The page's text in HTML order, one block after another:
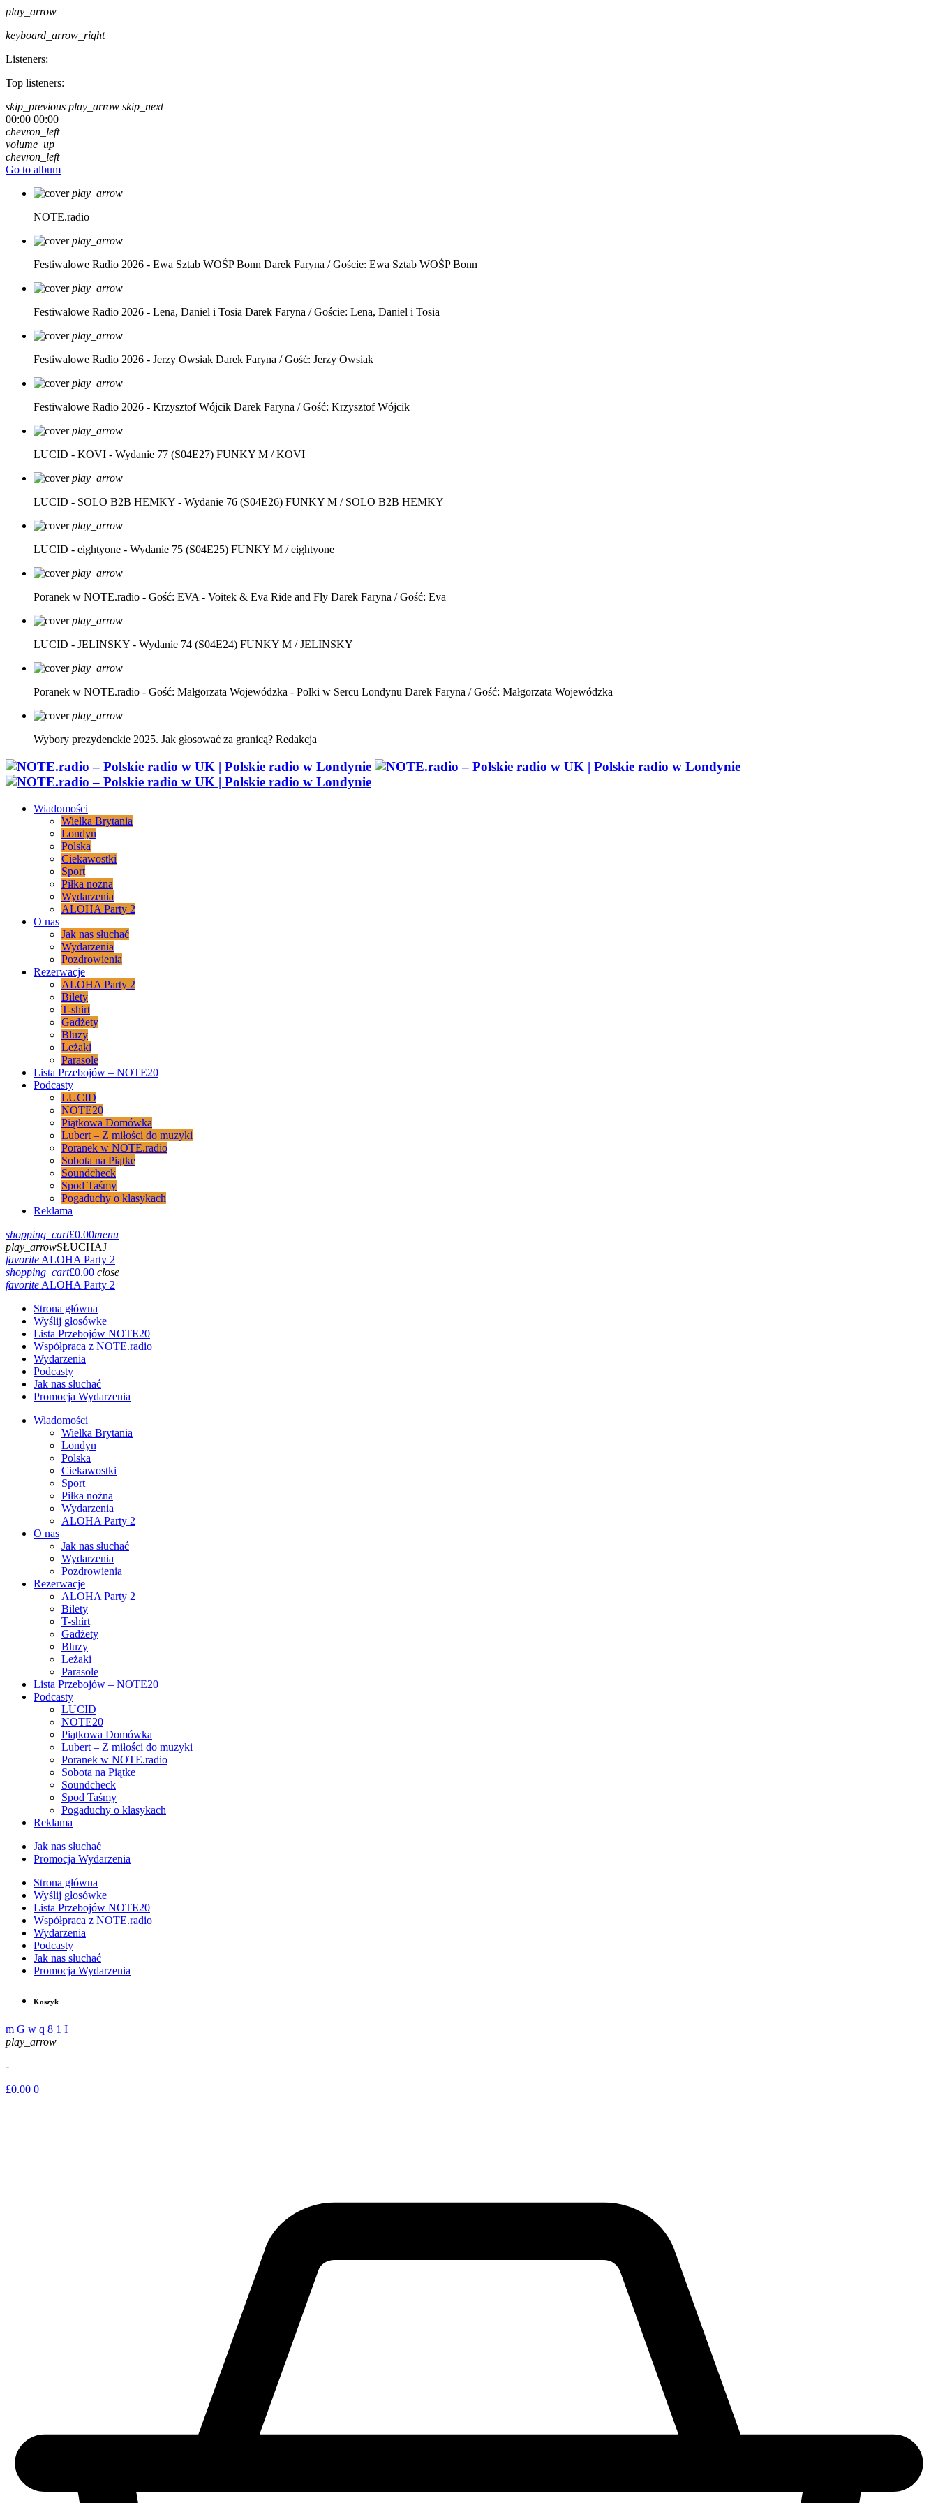
play_arrow
keyboard_arrow_right
Listeners:
Top listeners:
skip_previous play_arrow skip_next
00:00 00:00
chevron_left
volume_up
chevron_left
Go to album
play_arrow
NOTE.radio
play_arrow
Festiwalowe Radio 2026 - Ewa Sztab WOŚP Bonn Darek Faryna / Goście: Ewa Sztab WOŚP Bonn
play_arrow
Festiwalowe Radio 2026 - Lena, Daniel i Tosia Darek Faryna / Goście: Lena, Daniel i Tosia
play_arrow
Festiwalowe Radio 2026 - Jerzy Owsiak Darek Faryna / Gość: Jerzy Owsiak
play_arrow
Festiwalowe Radio 2026 - Krzysztof Wójcik Darek Faryna / Gość: Krzysztof Wójcik
play_arrow
LUCID - KOVI - Wydanie 77 (S04E27) FUNKY M / KOVI
play_arrow
LUCID - SOLO B2B HEMKY - Wydanie 76 (S04E26) FUNKY M / SOLO B2B HEMKY
play_arrow
LUCID - eightyone - Wydanie 75 (S04E25) FUNKY M / eightyone
play_arrow
Poranek w NOTE.radio - Gość: EVA - Voitek & Eva Ride and Fly Darek Faryna / Gość: Eva
play_arrow
LUCID - JELINSKY - Wydanie 74 (S04E24) FUNKY M / JELINSKY
play_arrow
Poranek w NOTE.radio - Gość: Małgorzata Wojewódzka - Polki w Sercu Londynu Darek Faryna / Gość: Małgorzata Wojewódzka
play_arrow
Wybory prezydenckie 2025. Jak głosować za granicą? Redakcja
Wiadomości
Wielka Brytania
Londyn
Polska
Ciekawostki
Sport
Piłka nożna
Wydarzenia
ALOHA Party 2
O nas
Jak nas słuchać
Wydarzenia
Pozdrowienia
Rezerwacje
ALOHA Party 2
Bilety
T-shirt
Gadżety
Bluzy
Leżaki
Parasole
Lista Przebojów – NOTE20
Podcasty
LUCID
NOTE20
Piątkowa Domówka
Lubert – Z miłości do muzyki
Poranek w NOTE.radio
Sobota na Piątke
Soundcheck
Spod Taśmy
Pogaduchy o klasykach
Reklama
shopping_cart£0.00menu
play_arrowSŁUCHAJ
favoriteALOHA Party 2
shopping_cart£0.00 close
favoriteALOHA Party 2
Strona główna
Wyślij głosówke
Lista Przebojów NOTE20
Współpraca z NOTE.radio
Wydarzenia
Podcasty
Jak nas słuchać
Promocja Wydarzenia
Wiadomości
Wielka Brytania
Londyn
Polska
Ciekawostki
Sport
Piłka nożna
Wydarzenia
ALOHA Party 2
O nas
Jak nas słuchać
Wydarzenia
Pozdrowienia
Rezerwacje
ALOHA Party 2
Bilety
T-shirt
Gadżety
Bluzy
Leżaki
Parasole
Lista Przebojów – NOTE20
Podcasty
LUCID
NOTE20
Piątkowa Domówka
Lubert – Z miłości do muzyki
Poranek w NOTE.radio
Sobota na Piątke
Soundcheck
Spod Taśmy
Pogaduchy o klasykach
Reklama
Jak nas słuchać
Promocja Wydarzenia
Strona główna
Wyślij głosówke
Lista Przebojów NOTE20
Współpraca z NOTE.radio
Wydarzenia
Podcasty
Jak nas słuchać
Promocja Wydarzenia
Koszyk
play_arrow
-
£0.00 0